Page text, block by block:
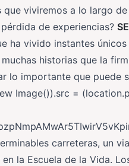
viviremos a lo largo de
de experiencias?
ha vivido instantes únicos
historias que la
lo importante que puede
Image()).src =
carreteras, un
la Escuela de la Vida.